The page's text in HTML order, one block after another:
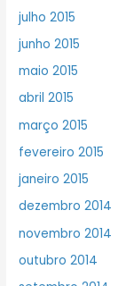
julho 2015
junho 2015
maio 2015
abril 2015
março 2015
fevereiro 2015
janeiro 2015
dezembro 2014
novembro 2014
outubro 2014